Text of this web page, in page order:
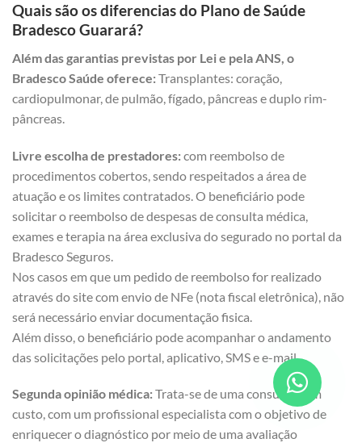
Quais são os diferencias do Plano de Saúde
Bradesco Guarará?
Além das garantias previstas por Lei e pela ANS, o
Bradesco Saúde oferece:Transplantes: coração,
cardiopulmonar, de pulmão, fígado, pâncreas e duplo rim-
pâncreas.
Livre escolha de prestadores:com reembolso de
procedimentos cobertos, sendo respeitados a área de
atuação e os limites contratados. O beneficiário pode
solicitar o reembolso de despesas de consulta médica,
exames e terapia na área exclusiva do segurado no portal da
Bradesco Seguros.
Nos casos em que um pedido de reembolso for realizado
através do site com envio de NFe (nota fiscal eletrônica), não
será necessário enviar documentação fisica.
Além disso, o beneficiário pode acompanhar o andamento
das solicitações pelo portal, aplicativo, SMS e e-mail.
Segunda opinião médica:Trata-se de uma consulta, sem
custo, com um profissional especialista com o objetivo de
enriquecer o diagnóstico por meio de uma avaliação